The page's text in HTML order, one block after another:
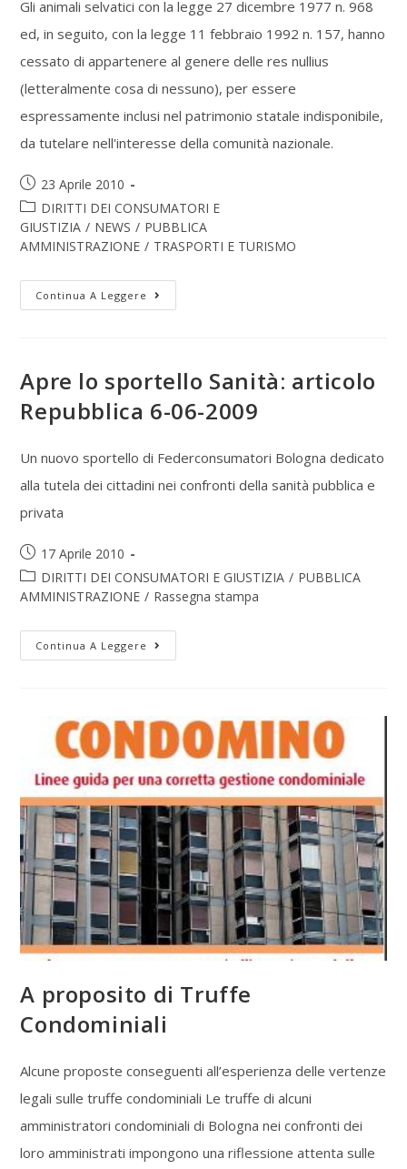
Gli animali selvatici con la legge 27 dicembre 1977 n. 968
ed, in seguito, con la legge 11 febbraio 1992 n. 157, hanno
cessato di appartenere al genere delle res nullius
(letteralmente cosa di nessuno), per essere
espressamente inclusi nel patrimonio statale indisponibile,
da tutelare nell'interesse della comunità nazionale.
23 Aprile 2010
DIRITTI DEI CONSUMATORI E
GIUSTIZIA / NEWS / PUBBLICA
AMMINISTRAZIONE / TRASPORTI E TURISMO
Continua A Leggere
Apre lo sportello Sanità: articolo
Repubblica 6-06-2009
Un nuovo sportello di Federconsumatori Bologna dedicato
alla tutela dei cittadini nei confronti della sanità pubblica e
privata
17 Aprile 2010
DIRITTI DEI CONSUMATORI E GIUSTIZIA / PUBBLICA
AMMINISTRAZIONE / Rassegna stampa
Continua A Leggere
A proposito di Truffe
Condominiali
Alcune proposte conseguenti all’esperienza delle vertenze
legali sulle truffe condominiali Le truffe di alcuni
amministratori condominiali di Bologna nei confronti dei
loro amministrati impongono una riflessione attenta sulle